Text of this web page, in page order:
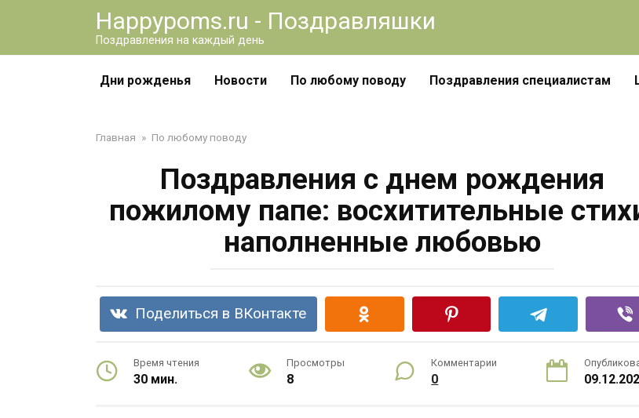
Happypoms.ru - Поздравляшки
Поздравления на каждый день
Дни рожденья Новости По любому поводу Поздравления специалистам
Главная » По любому поводу
Поздравления с днем рождения
пожилому папе: восхитительные
наполненные любовью
Поделиться в ВКонтакте
Время чтения
30 мин.
Просмотры
8
Комментарии
0